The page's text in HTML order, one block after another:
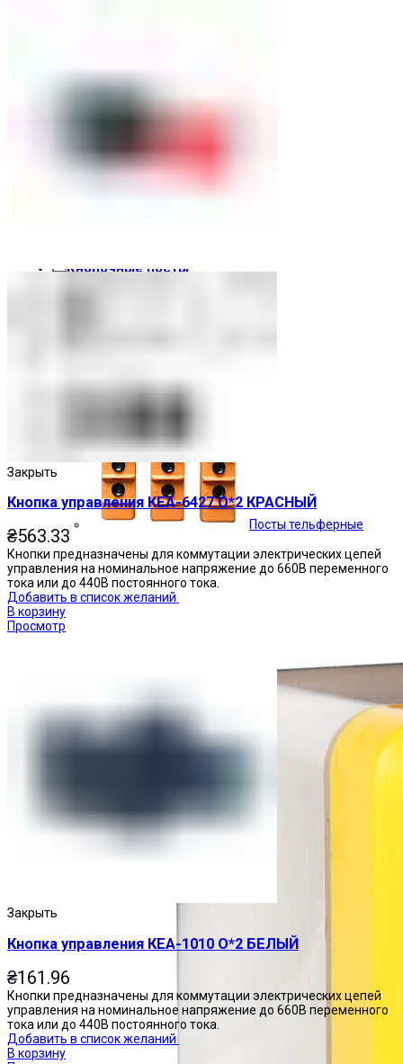
Кнопочные посты
Посты тельферные
Закрыть
Кнопка управления КЕА-6427 О*2 КРАСНЫЙ
₴563.33
Кнопки предназначены для коммутации электрических цепей
управления на номинальное напряжение до 660В переменного
тока или до 440В постоянного тока.
Добавить в список желаний
В корзину
Просмотр
Закрыть
Кнопка управления КЕА-1010 О*2 БЕЛЫЙ
₴161.96
Кнопки предназначены для коммутации электрических цепей
управления на номинальное напряжение до 660В переменного
тока или до 440В постоянного тока.
Добавить в список желаний
В корзину